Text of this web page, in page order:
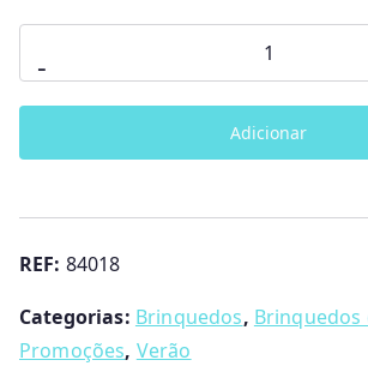
-
de
A
Adicionar
REF: 84018
Categorias: Brinquedos, Brinquedos
Promoções, Verão